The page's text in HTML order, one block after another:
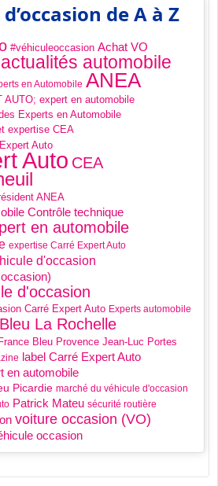
de A à Z
#véhiculeoccasion Achat VO
actualités automobile
en Automobile ANEA
expert en automobile
Experts en Automobile
expertise CEA
Auto
Auto CEA
ANEA
Contrôle technique
en automobile
expertise Carré Expert Auto
d'occasion
d'occasion
Carré Expert Auto Experts automobile
La Rochelle
France Bleu Provence Jean-Luc Portes
label Carré Expert Auto
en automobile
Picardie marché du véhicule d'occasion
Patrick Mateu sécurité routière
voiture occasion (VO)
occasion